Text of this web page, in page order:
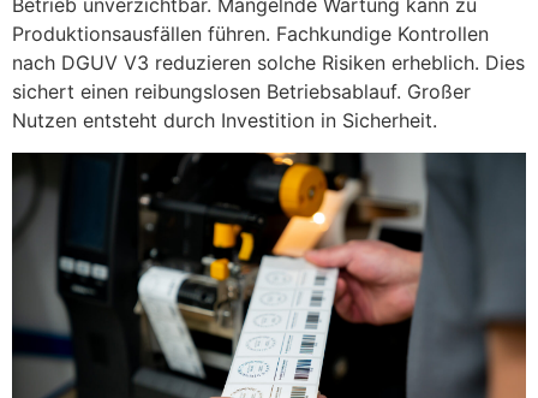
Betrieb unverzichtbar. Mangelnde Wartung kann zu
Produktionsausfällen führen. Fachkundige Kontrollen
nach DGUV V3 reduzieren solche Risiken erheblich. Dies
sichert einen reibungslosen Betriebsablauf. Großer
Nutzen entsteht durch Investition in Sicherheit.